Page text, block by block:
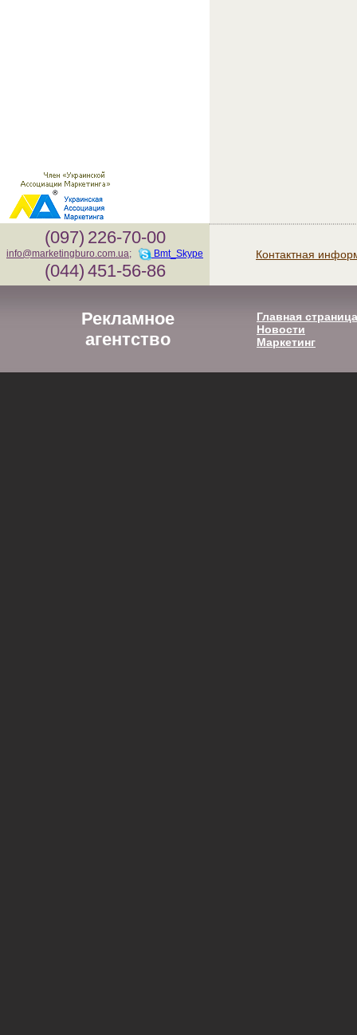
(097) 226-70-00
info@marketingburo.com.ua; Bmt_Skype
(044) 451-56-86
Контактная
Рекламное
агентство
Главная страница
Новости
Маркетинг